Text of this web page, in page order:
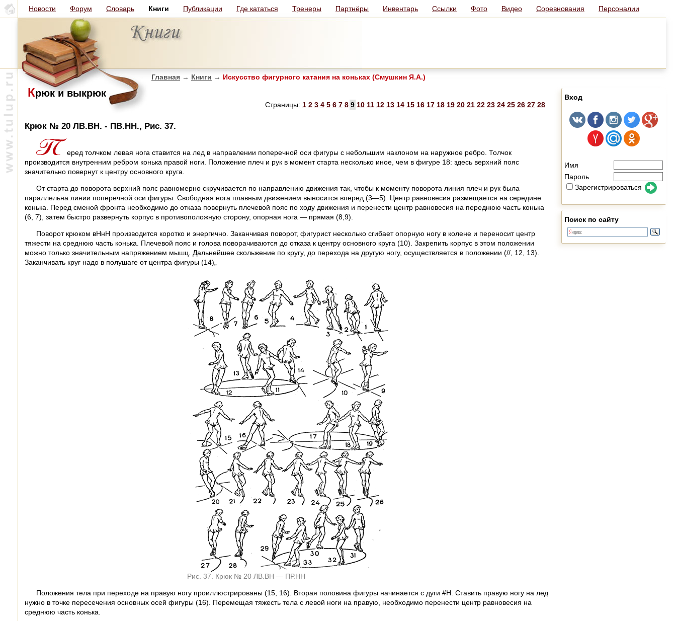
Новости Форум Словарь Книги Публикации Где кататься Тренеры Партнёры Инвентарь Ссылки Фото Видео Соревнования Персоналии
Главная → Книги → Искусство фигурного катания на коньках (Смушкин Я.А.)
Крюк и выкрюк
Страницы: 1 2 3 4 5 6 7 8 9 10 11 12 13 14 15 16 17 18 19 20 21 22 23 24 25 26 27 28
Крюк № 20 ЛВ.ВН. - ПВ.НН., Рис. 37.
еред толчком левая нога ставится на лед в направлении поперечной оси фигуры с небольшим наклоном на наружное ребро. Толчок
производится внутренним ребром конька правой ноги. Положение плеч и рук в момент старта несколько иное, чем в фигуре 18: здесь верхний пояс
значительно повернут к центру основного круга.
От старта до поворота верхний пояс равномерно скручивается по направлению движения так, чтобы к моменту поворота линия плеч и рук была
параллельна линии поперечной оси фигуры. Свободная нога плавным движением выносится вперед (3—5). Центр равновесия размещается на середине
конька. Перед сменой фронта необходимо до отказа повернуть плечевой пояс по ходу движения и перенести центр равновесия на переднюю часть конька
(6, 7), затем быстро развернуть корпус в противоположную сторону, опорная нога — прямая (8,9).
Поворот крюком вНнН производится коротко и энергично. Заканчивая поворот, фигурист несколько сгибает опорную ногу в колене и переносит центр
тяжести на среднюю часть конька. Плечевой пояс и голова поворачиваются до отказа к центру основного круга (10). Закрепить корпус в этом положении
можно только значительным напряжением мышц. Дальнейшее скольжение по кругу, до перехода на другую ногу, осуществляется в положении (//, 12, 13).
Заканчивать круг надо в полушаге от центра фигуры (14)„
Рис. 37. Крюк № 20 ЛВ.ВН — ПР.НН
Положения тела при переходе на правую ногу проиллюстрированы (15, 16). Вторая половина фигуры начинается с дуги #Н. Ставить правую ногу на лед
нужно в точке пересечения основных осей фигуры (16). Перемещая тяжесть тела с левой ноги на правую, необходимо перенести центр равновесия на
среднюю часть конька.
Вход
Имя
Пароль
Зарегистрироваться
Поиск по сайту